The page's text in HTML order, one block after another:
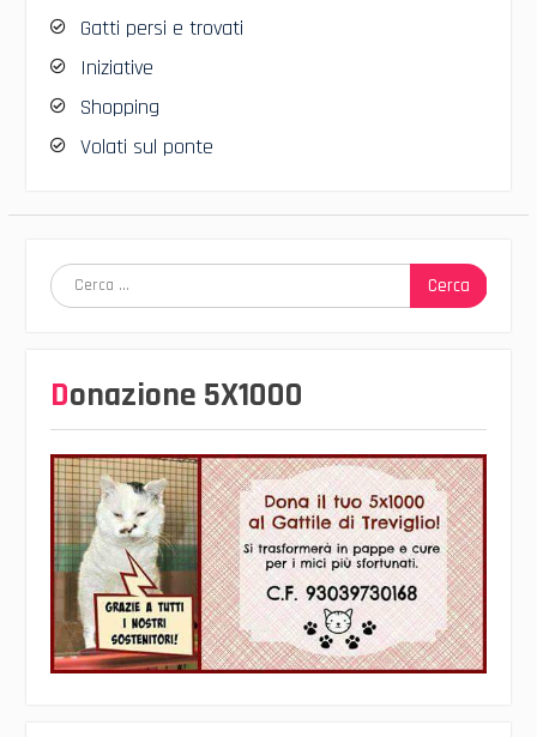
Gatti persi e trovati
Iniziative
Shopping
Volati sul ponte
Ricerca
per:
Donazione 5X1000